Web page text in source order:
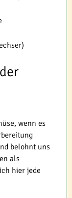
wenn es
belohnt uns
als
hier jede